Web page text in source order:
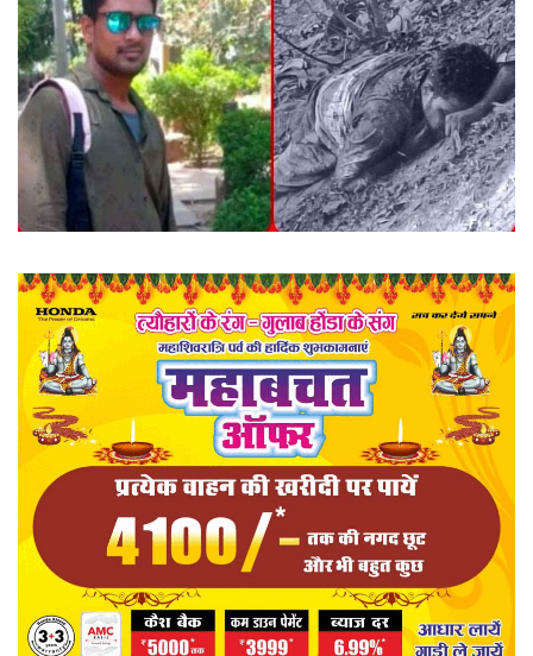
राज्य
व्यापार
संपादकीय
रोजगार
मनोरंजन
मैगज़ीन की लेख
प्रमुख खबर
हेल्थ
Language
hindi